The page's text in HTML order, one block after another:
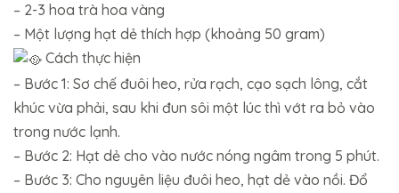
– 2-3 hoa trà hoa vàng
– Một lượng hạt dẻ thích hợp (khoảng 50 gram)
Cách thực hiện
– Bước 1: Sơ chế đuôi heo, rửa rạch, cạo sạch lông, cắt
khúc vừa phải, sau khi đun sôi một lúc thì vớt ra bỏ vào
trong nước lạnh.
– Bước 2: Hạt dẻ cho vào nước nóng ngâm trong 5 phút.
– Bước 3: Cho nguyên liệu đuôi heo, hạt dẻ vào nồi. Đổ